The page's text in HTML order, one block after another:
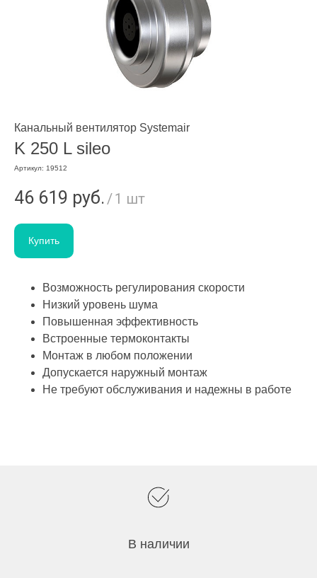
Канальный вентилятор Systemair
K 250 L sileo
Артикул: 19512
46 619 руб./1 шт
Купить
Возможность регулирования скорости
Низкий уровень шума
Повышенная эффективность
Встроенные термоконтакты
Монтаж в любом положении
Допускается наружный монтаж
Не требуют обслуживания и надежны в работе
В наличии